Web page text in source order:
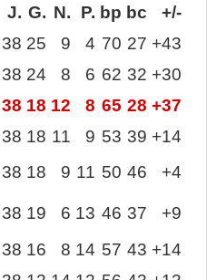
J. G. N. P. bp bc
+/-
38 25 9 4 70 27 +43
38 24 8 6 62 32 +30
38 18 12 8 65 28 +37
38 18 11 9 53 39 +14
38 18 9 11 50 46 +4
38 19 6 13 46 37
+9
38 16 8 14 57 43 +14